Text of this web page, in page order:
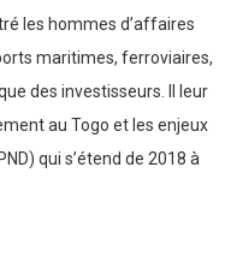
les hommes d’affaires
maritimes, ferroviaires,
des investisseurs. Il leur
au Togo et les enjeux
qui s’étend de 2018 à